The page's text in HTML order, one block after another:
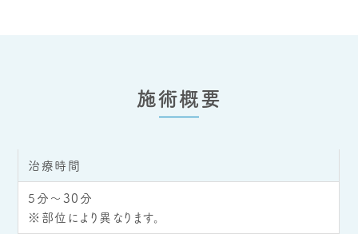
施術概要
治療時間
5分～30分
※部位により異なります。